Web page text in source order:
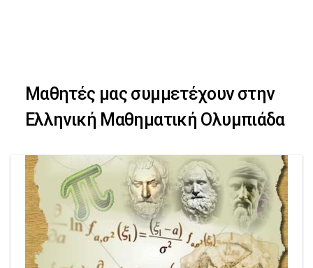
navigation
to
content
Μαθητές μας συμμετέχουν στην
Ελληνική Μαθηματική Ολυμπιάδα